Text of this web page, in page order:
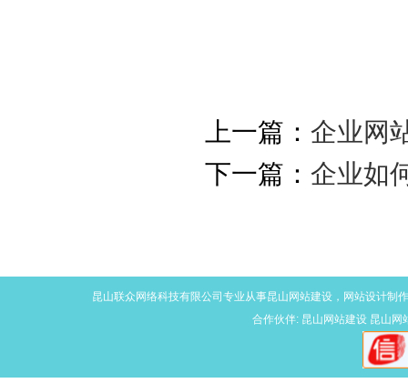
上一篇： 企业网
下一篇： 企业如
昆山联众网络科技有限公司专业从事昆山网站建设，网站设计制
合作伙伴: 昆山网站建设 昆山网